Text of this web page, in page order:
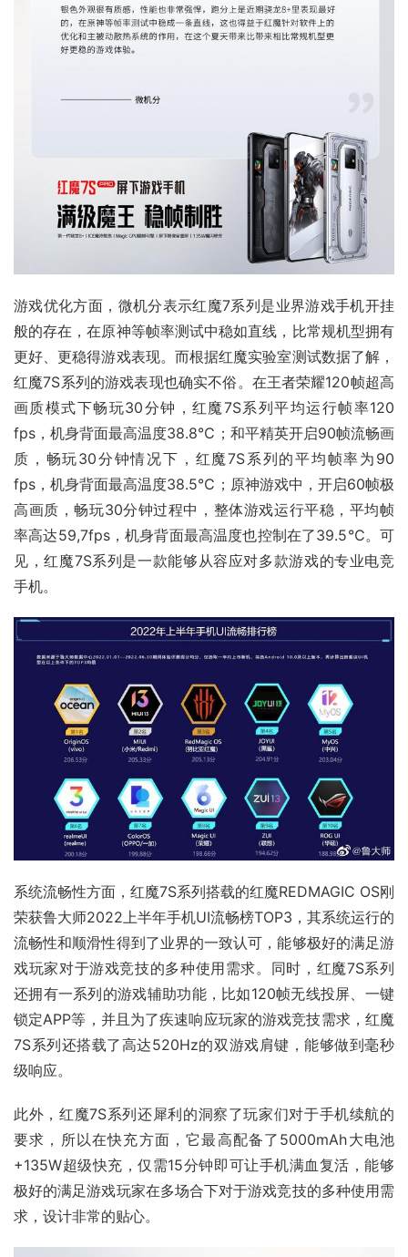
游戏优化方面，微机分表示红魔7系列是业界游戏手机开挂
般的存在，在原神等帧率测试中稳如直线，比常规机型拥有
更好、更稳得游戏表现。而根据红魔实验室测试数据了解，
红魔7S系列的游戏表现也确实不俗。在王者荣耀120帧超高
画质模式下畅玩30分钟，红魔7S系列平均运行帧率120
fps，机身背面最高温度38.8℃；和平精英开启90帧流畅画
质，畅玩30分钟情况下，红魔7S系列的平均帧率为90
fps，机身背面最高温度38.5℃；原神游戏中，开启60帧极
高画质，畅玩30分钟过程中，整体游戏运行平稳，平均帧
率高达59,7fps，机身背面最高温度也控制在了39.5℃。可
见，红魔7S系列是一款能够从容应对多款游戏的专业电竞
手机。
系统流畅性方面，红魔7S系列搭载的红魔REDMAGIC OS刚
荣获鲁大师2022上半年手机UI流畅榜TOP3，其系统运行的
流畅性和顺滑性得到了业界的一致认可，能够极好的满足游
戏玩家对于游戏竞技的多种使用需求。同时，红魔7S系列
还拥有一系列的游戏辅助功能，比如120帧无线投屏、一键
锁定APP等，并且为了疾速响应玩家的游戏竞技需求，红魔
7S系列还搭载了高达520Hz的双游戏肩键，能够做到毫秒
级响应。
此外，红魔7S系列还犀利的洞察了玩家们对于手机续航的
要求，所以在快充方面，它最高配备了5000mAh大电池
+135W超级快充，仅需15分钟即可让手机满血复活，能够
极好的满足游戏玩家在多场合下对于游戏竞技的多种使用需
求，设计非常的贴心。